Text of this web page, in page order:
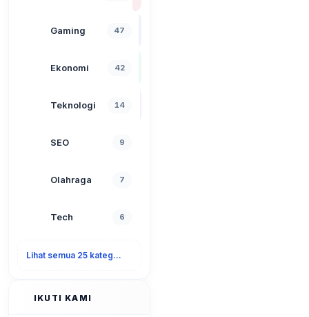
Gaming 47
Ekonomi 42
Teknologi 14
SEO 9
Olahraga 7
Tech 6
Lihat semua 25 kategori
IKUTI KAMI